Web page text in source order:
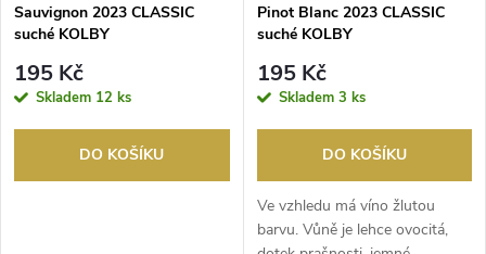
Sauvignon 2023 CLASSIC
suché KOLBY
195 Kč
Skladem 12 ks
DO KOŠÍKU
Pinot Blanc 2023 CLASSIC
suché KOLBY
195 Kč
Skladem 3 ks
DO KOŠÍKU
Ve vzhledu má víno žlutou
barvu. Vůně je lehce ovocitá,